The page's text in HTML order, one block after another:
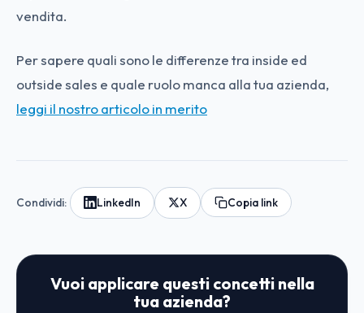
vendita.
Per sapere quali sono le differenze tra inside ed
outside sales e quale ruolo manca alla tua azienda,
leggi il nostro articolo in merito
Condividi: LinkedIn X Copia link
Vuoi applicare questi concetti nella
tua azienda?